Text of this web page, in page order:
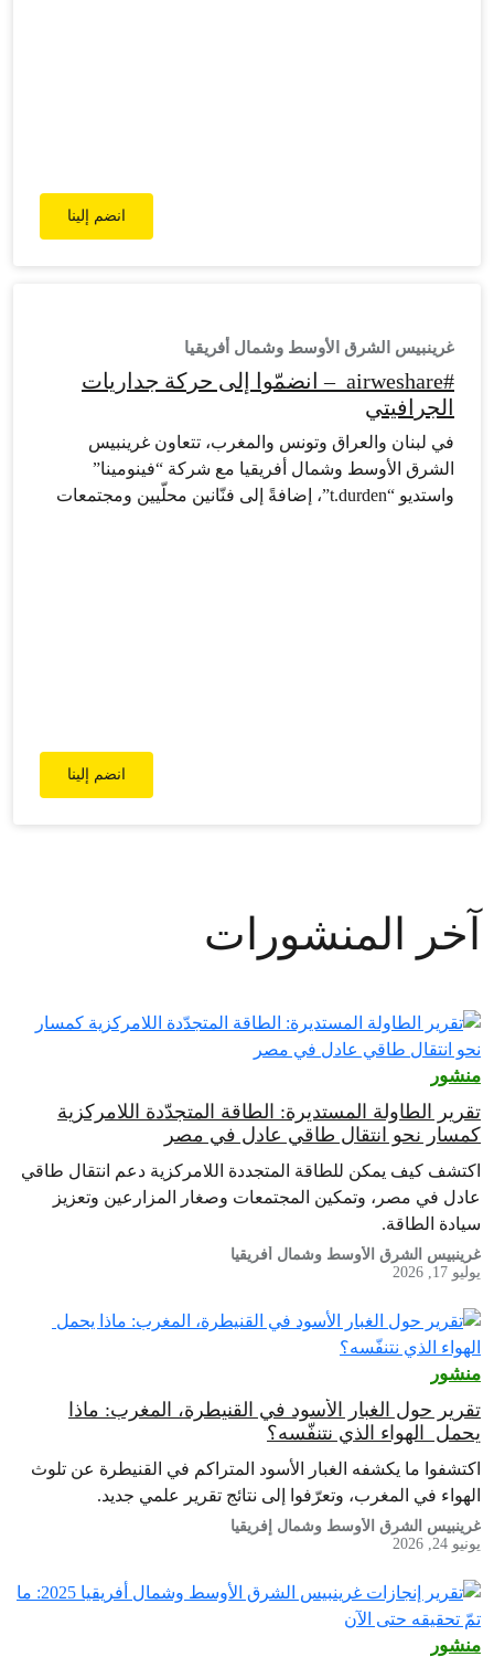
انضم إلينا
غرينبيس الشرق الأوسط وشمال أفريقيا
#airweshare – انضمّوا إلى حركة جداريات
الجرافيتي
في لبنان والعراق وتونس والمغرب، تتعاون غرينبيس
الشرق الأوسط وشمال أفريقيا مع شركة “فينومينا”
واستديو “t.durden”، إضافةً إلى فنّانين محلّيين ومجتمعات
انضم إلينا
آخر المنشورات
منشور
تقرير الطاولة المستديرة: الطاقة المتجدّدة اللامركزية
كمسار نحو انتقال طاقي عادل في مصر
اكتشف كيف يمكن للطاقة المتجددة اللامركزية دعم انتقال طاقي
عادل في مصر، وتمكين المجتمعات وصغار المزارعين وتعزيز
سيادة الطاقة.
غرينبيس الشرق الأوسط وشمال أفريقيا
يوليو 17, 2026
منشور
تقرير حول الغبار الأسود في القنيطرة، المغرب: ماذا
يحمل الهواء الذي نتنفّسه؟
اكتشفوا ما يكشفه الغبار الأسود المتراكم في القنيطرة عن تلوث
الهواء في المغرب، وتعرّفوا إلى نتائج تقرير علمي جديد.
غرينبيس الشرق الأوسط وشمال إفريقيا
يونيو 24, 2026
منشور